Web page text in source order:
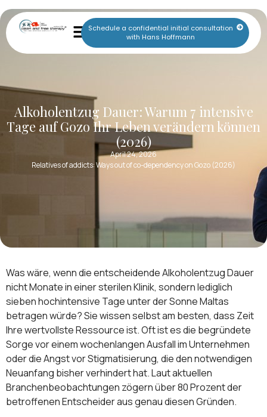
Schedule a confidential initial consultation
with Hans Hoffmann
Alkoholentzug Dauer: Warum 7 intensive
Tage auf Gozo Ihr Leben verändern können
(2026)
April 24, 2026
Relatives of addicts: Ways out of co-dependency on Gozo (2026)
Was wäre, wenn die entscheidende Alkoholentzug Dauer
nicht Monate in einer sterilen Klinik, sondern lediglich
sieben hochintensive Tage unter der Sonne Maltas
betragen würde? Sie wissen selbst am besten, dass Zeit
Ihre wertvollste Ressource ist. Oft ist es die begründete
Sorge vor einem wochenlangen Ausfall im Unternehmen
oder die Angst vor Stigmatisierung, die den notwendigen
Neuanfang bisher verhindert hat. Laut aktuellen
Branchenbeobachtungen zögern über 80 Prozent der
betroffenen Entscheider aus genau diesen Gründen.